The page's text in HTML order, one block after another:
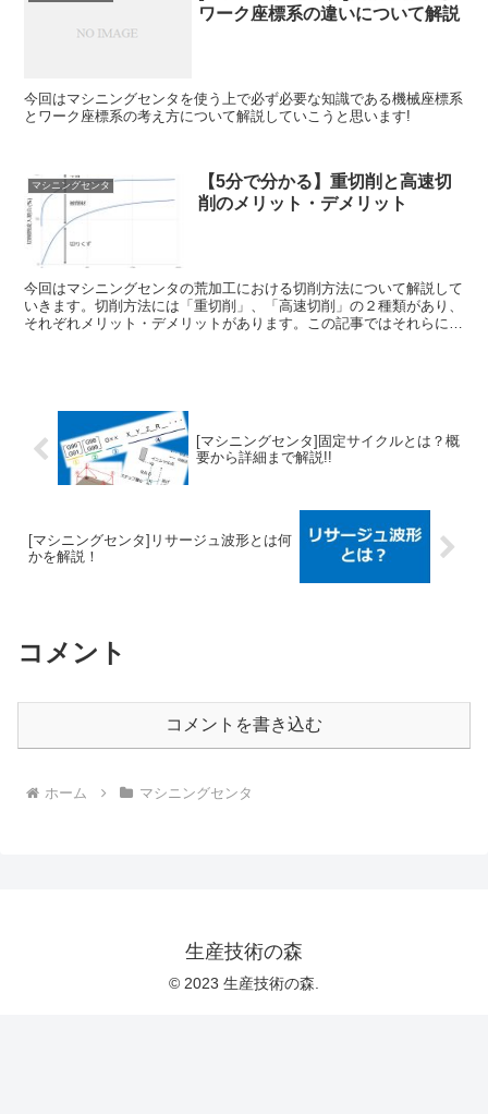
ワーク座標系の違いについて解説
今回はマシニングセンタを使う上で必ず必要な知識である機械座標系
とワーク座標系の考え方について解説していこうと思います!
マシニングセンタ
【5分で分かる】重切削と高速切
削のメリット・デメリット
今回はマシニングセンタの荒加工における切削方法について解説して
いきます。切削方法には「重切削」、「高速切削」の２種類があり、
それぞれメリット・デメリットがあります。この記事ではそれらにつ
[マシニングセンタ]固定サイクルとは？概
要から詳細まで解説!!
[マシニングセンタ]リサージュ波形とは何
かを解説！
コメント
コメントを書き込む
ホーム マシニングセンタ
生産技術の森
© 2023 生産技術の森.